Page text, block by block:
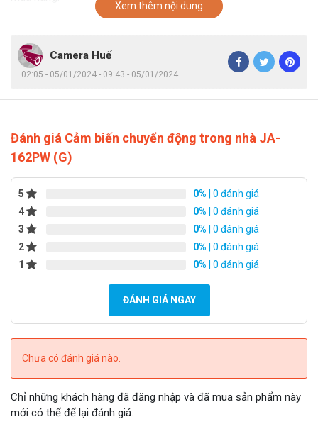
Xem thêm nội dung
Camera Huế
02:05 - 05/01/2024 - 09:43 - 05/01/2024
Đánh giá Cảm biến chuyển động trong nhà JA-
162PW (G)
5 0% | 0 đánh giá
4
0% | 0 đánh giá
3
0% | 0 đánh giá
2
0% | 0 đánh giá
1
0% | 0 đánh giá
ĐÁNH GIÁ NGAY
Chưa có đánh giá nào.
Chỉ những khách hàng đã đăng nhập và đã mua sản phẩm này
mới có thể để lại đánh giá.